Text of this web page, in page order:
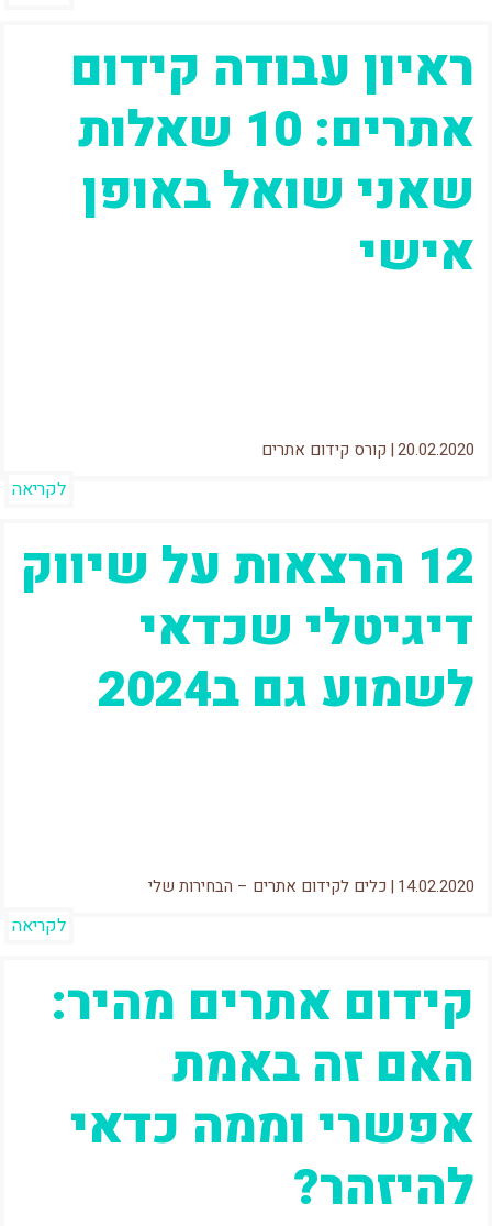
ראיון עבודה קידום
אתרים: 10 שאלות
שאני שואל באופן
אישי
20.02.2020
| קורס קידום אתרים
לקריאה
12 הרצאות על שיווק
דיגיטלי שכדאי
לשמוע גם ב2024
14.02.2020
| כלים לקידום אתרים – הבחירות שלי
לקריאה
קידום אתרים מהיר:
האם זה באמת
אפשרי וממה כדאי
להיזהר?